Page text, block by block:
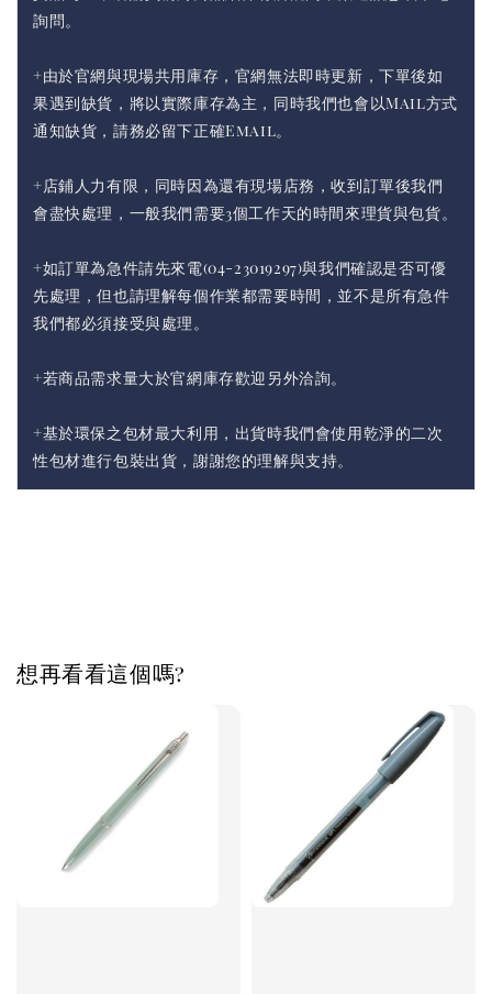
詢問。
+由於官網與現場共用庫存，官網無法即時更新，下單後如
果遇到缺貨，將以實際庫存為主，同時我們也會以Mail方式
通知缺貨，請務必留下正確Email。
+店鋪人力有限，同時因為還有現場店務，收到訂單後我們
會盡快處理，一般我們需要3個工作天的時間來理貨與包貨。
+如訂單為急件請先來電(04-23019297)與我們確認是否可優
先處理，但也請理解每個作業都需要時間，並不是所有急件
我們都必須接受與處理。
+若商品需求量大於官網庫存歡迎另外洽詢。
+基於環保之包材最大利用，出貨時我們會使用乾淨的二次
性包材進行包裝出貨，謝謝您的理解與支持。
想再看看這個嗎?